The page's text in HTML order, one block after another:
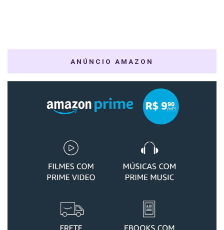
ANÚNCIO AMAZON